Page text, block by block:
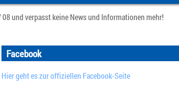
und verpasst keine News und Informationen mehr!
Facebook
Hier geht es zur offiziellen Facebook-Seite